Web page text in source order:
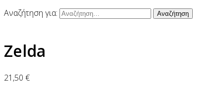
Αναζήτηση για:
Zelda
21,50 €